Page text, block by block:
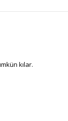
kılar.